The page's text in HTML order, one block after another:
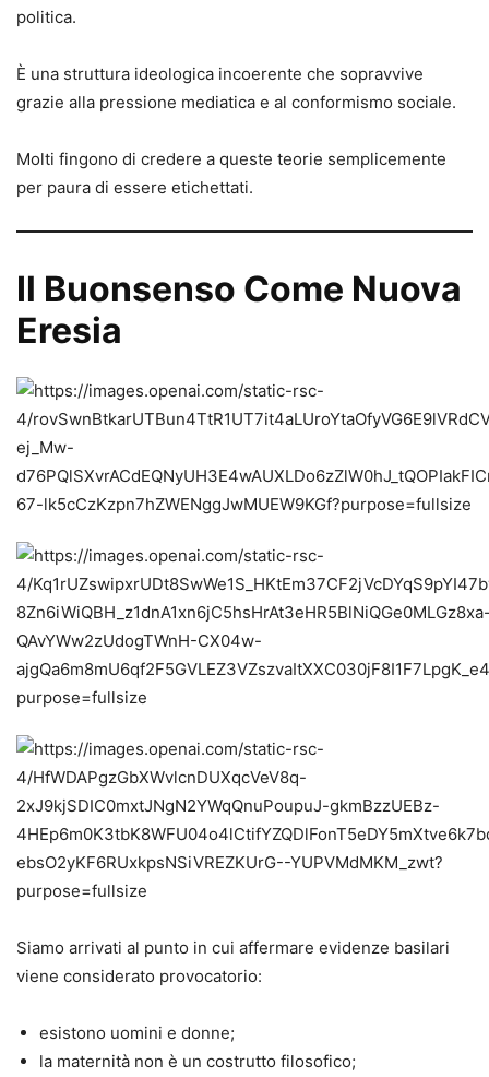
politica.
È una struttura ideologica incoerente che sopravvive
grazie alla pressione mediatica e al conformismo sociale.
Molti fingono di credere a queste teorie semplicemente
per paura di essere etichettati.
Il Buonsenso Come Nuova
Eresia
Siamo arrivati al punto in cui affermare evidenze basilari
viene considerato provocatorio:
esistono uomini e donne;
la maternità non è un costrutto filosofico;